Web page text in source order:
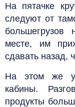
На пятачке
следуют от
месте, им
сдавать назад,
На этом же
кабины.
продукты